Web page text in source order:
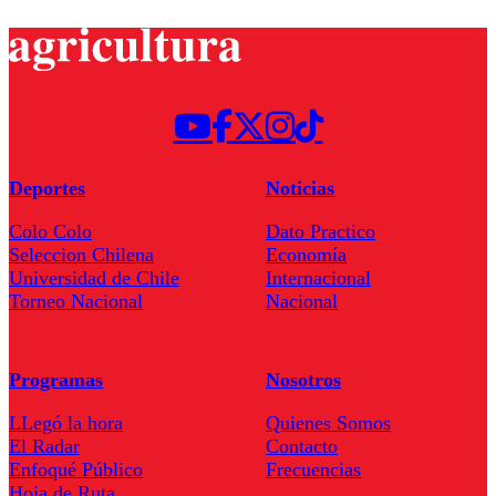
Deportes
Colo Colo
Seleccion Chilena
Universidad de Chile
Torneo Nacional
Noticias
Dato Practico
Economía
Internacional
Nacional
Programas
LLegó la hora
El Radar
Enfoqué Público
Nosotros
Quienes Somos
Contacto
Frecuencias